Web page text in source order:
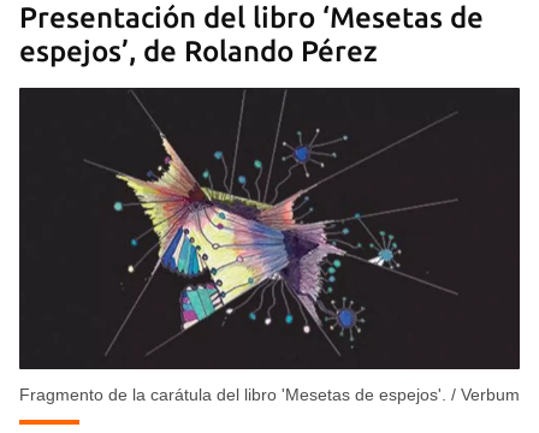
Presentación del libro ‘Mesetas de
espejos’, de Rolando Pérez
Fragmento de la carátula del libro 'Mesetas de espejos'. / Verbum